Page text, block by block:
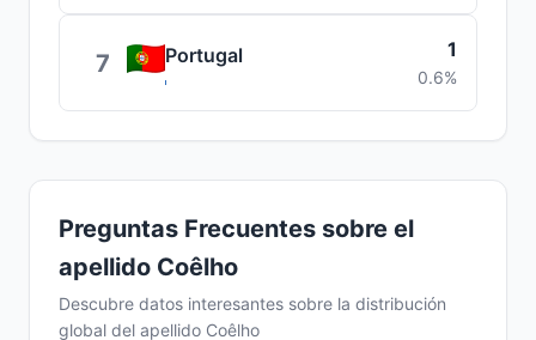
7 Portugal 1
0.6%
Preguntas Frecuentes sobre el
apellido Coêlho
Descubre datos interesantes sobre la distribución
global del apellido Coêlho